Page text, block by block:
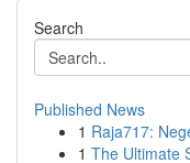
Search
Published News
1 Raja717:
1 The Ultimate